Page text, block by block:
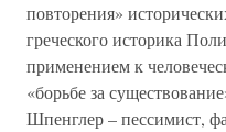
повторения»
греческого историка
применением к
«борьбе за
Шпенглер – пессимист,